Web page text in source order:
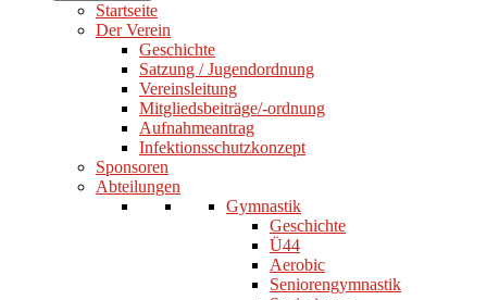
Startseite
Der Verein
Geschichte
Satzung / Jugendordnung
Vereinsleitung
Mitgliedsbeiträge/-ordnung
Aufnahmeantrag
Infektionsschutzkonzept
Sponsoren
Abteilungen
Gymnastik
Geschichte
Ü44
Aerobic
Seniorengymnastik